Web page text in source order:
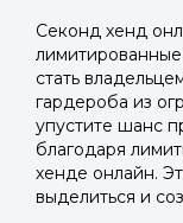
Секонд хенд
стать
гардероба из
упустите шанс
благодаря
хенде онлайн.
выделиться и